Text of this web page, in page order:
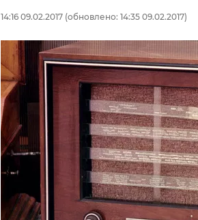
14:16 09.02.2017 (обновлено: 14:35 09.02.2017)